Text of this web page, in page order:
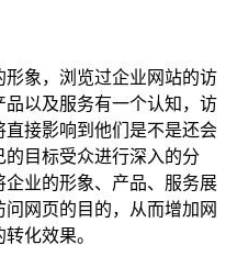
形象，浏览过企业网站的访
以及服务有一个认知，访
接影响到他们是不是还会
目标受众进行深入的分
业的形象、产品、服务展
网页的目的，从而增加网
化效果。